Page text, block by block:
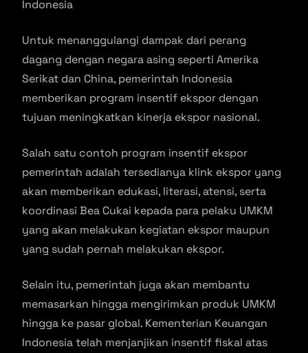
Untuk menanggulangi dampak dari perang
dagang dengan negara asing seperti Amerika
Serikat dan China, pemerintah Indonesia
memberikan program insentif ekspor dengan
tujuan meningkatkan kinerja ekspor nasional.
Salah satu contoh program insentif ekspor
pemerintah adalah tersedianya klink ekspor yang
akan memberikan edukasi, literasi, atensi, serta
koordinasi Bea Cukai kepada para pelaku UMKM
yang akan melakukan kegiatan ekspor maupun
yang sudah pernah melakukan ekspor.
Selain itu, pemerintah juga akan membantu
memasarkan hingga mengirimkan produk UMKM
hingga ke pasar global. Kementerian Keuangan
Indonesia telah menjanjikan insentif fiskal atas